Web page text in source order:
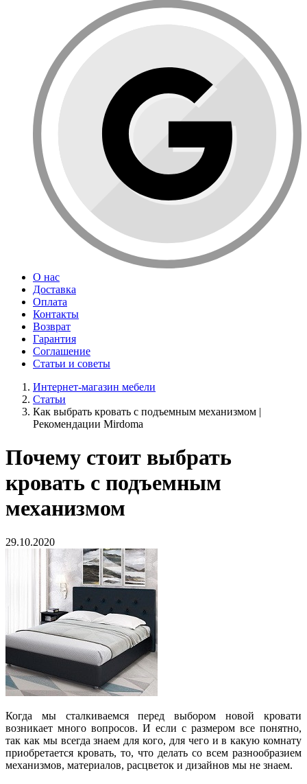
О нас
Доставка
Оплата
Контакты
Возврат
Гарантия
Соглашение
Статьи и советы
Интернет-магазин мебели
Статьи
Как выбрать кровать с подъемным механизмом |
Рекомендации Mirdoma
Почему стоит выбрать
кровать с подъемным
механизмом
29.10.2020
Когда мы сталкиваемся перед выбором новой кровати
возникает много вопросов. И если с размером все понятно,
так как мы всегда знаем для кого, для чего и в какую комнату
приобретается кровать, то, что делать со всем разнообразием
механизмов, материалов, расцветок и дизайнов мы не знаем.